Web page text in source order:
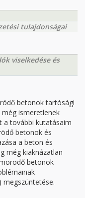
tulajdonságai
viselkedése és
betonok tartósági
ismeretlenek
a további kutatásaim
betonok és
a beton és
még kiaknázatlan
betonok
megszüntetése.